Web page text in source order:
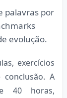
palavras por
evolução.
exercícios
A
40 horas,